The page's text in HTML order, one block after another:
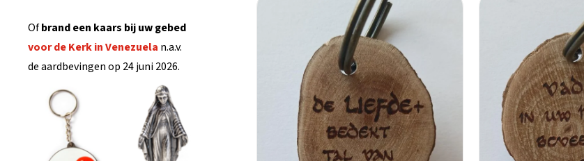
Ofbrand een kaars bij uw gebed
voor de Kerk inVenezuela n.a.v.
de aardbevingen op 24 juni 2026.